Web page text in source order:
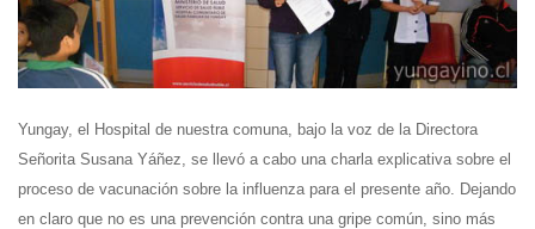
Yungay, el Hospital de nuestra comuna, bajo la voz de la Directora
Señorita Susana Yáñez, se llevó a cabo una charla explicativa sobre el
proceso de vacunación sobre la influenza para el presente año. Dejando
en claro que no es una prevención contra una gripe común, sino más